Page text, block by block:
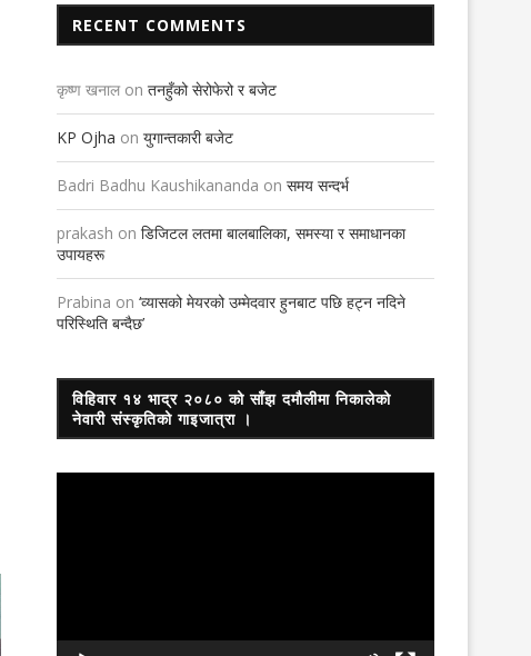
RECENT COMMENTS
कृष्ण खनाल on तनहुँको सेरोफेरो र बजेट
KP Ojha on युगान्तकारी बजेट
Badri Badhu Kaushikananda on समय सन्दर्भ
prakash on डिजिटल लतमा बालबालिका, समस्या र समाधानका
उपायहरू
Prabina on ‘व्यासको मेयरको उम्मेदवार हुनबाट पछि हट्न नदिने
परिस्थिति बन्दैछ’
विहिवार १४ भाद्र २०८० को साँझ दमौलीमा निकालेको
नेवारी संस्कृतिको गाइजात्रा ।